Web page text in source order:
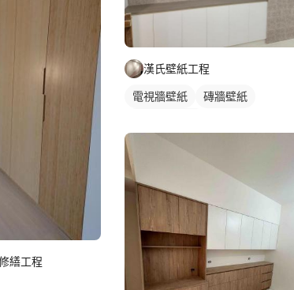
繕工程
漢氏壁紙工程
電視牆壁紙
磚牆壁紙